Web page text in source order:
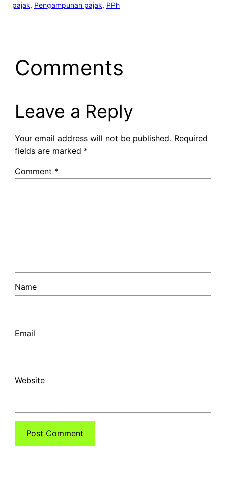
pajak, Pengampunan pajak, PPh
Comments
Leave a Reply
Your email address will not be published. Required
fields are marked *
Comment *
Name
Email
Website